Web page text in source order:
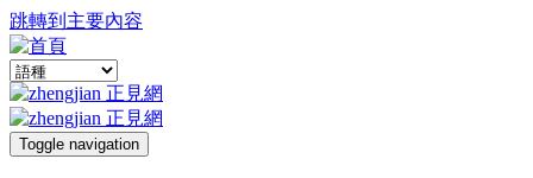
跳轉到主要內容
Toggle navigation